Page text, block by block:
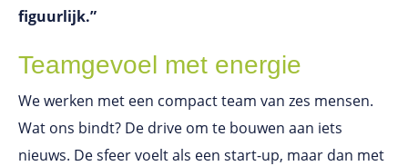
figuurlijk.”
Teamgevoel met energie
We werken met een compact team van zes mensen.
Wat ons bindt? De drive om te bouwen aan iets
nieuws. De sfeer voelt als een start-up, maar dan met